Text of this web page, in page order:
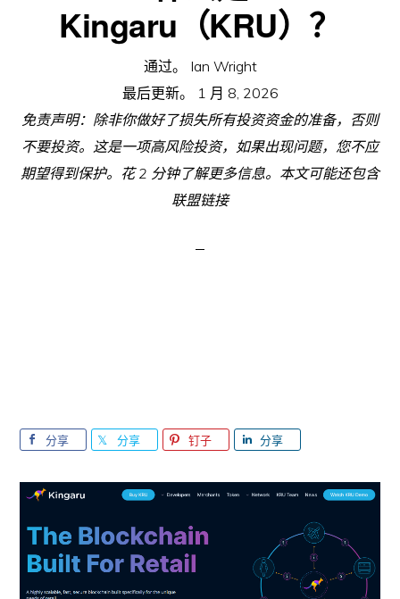
Kingaru（KRU）？
通过。 Ian Wright
最后更新。
1 月 8, 2026
免责声明：除非你做好了损失所有投资资金的准备，否则
不要投资。这是一项高风险投资，如果出现问题，您不应
期望得到保护。花 2 分钟了解更多信息。本文可能还包含
联盟链接
分享 分享 钉子 分享